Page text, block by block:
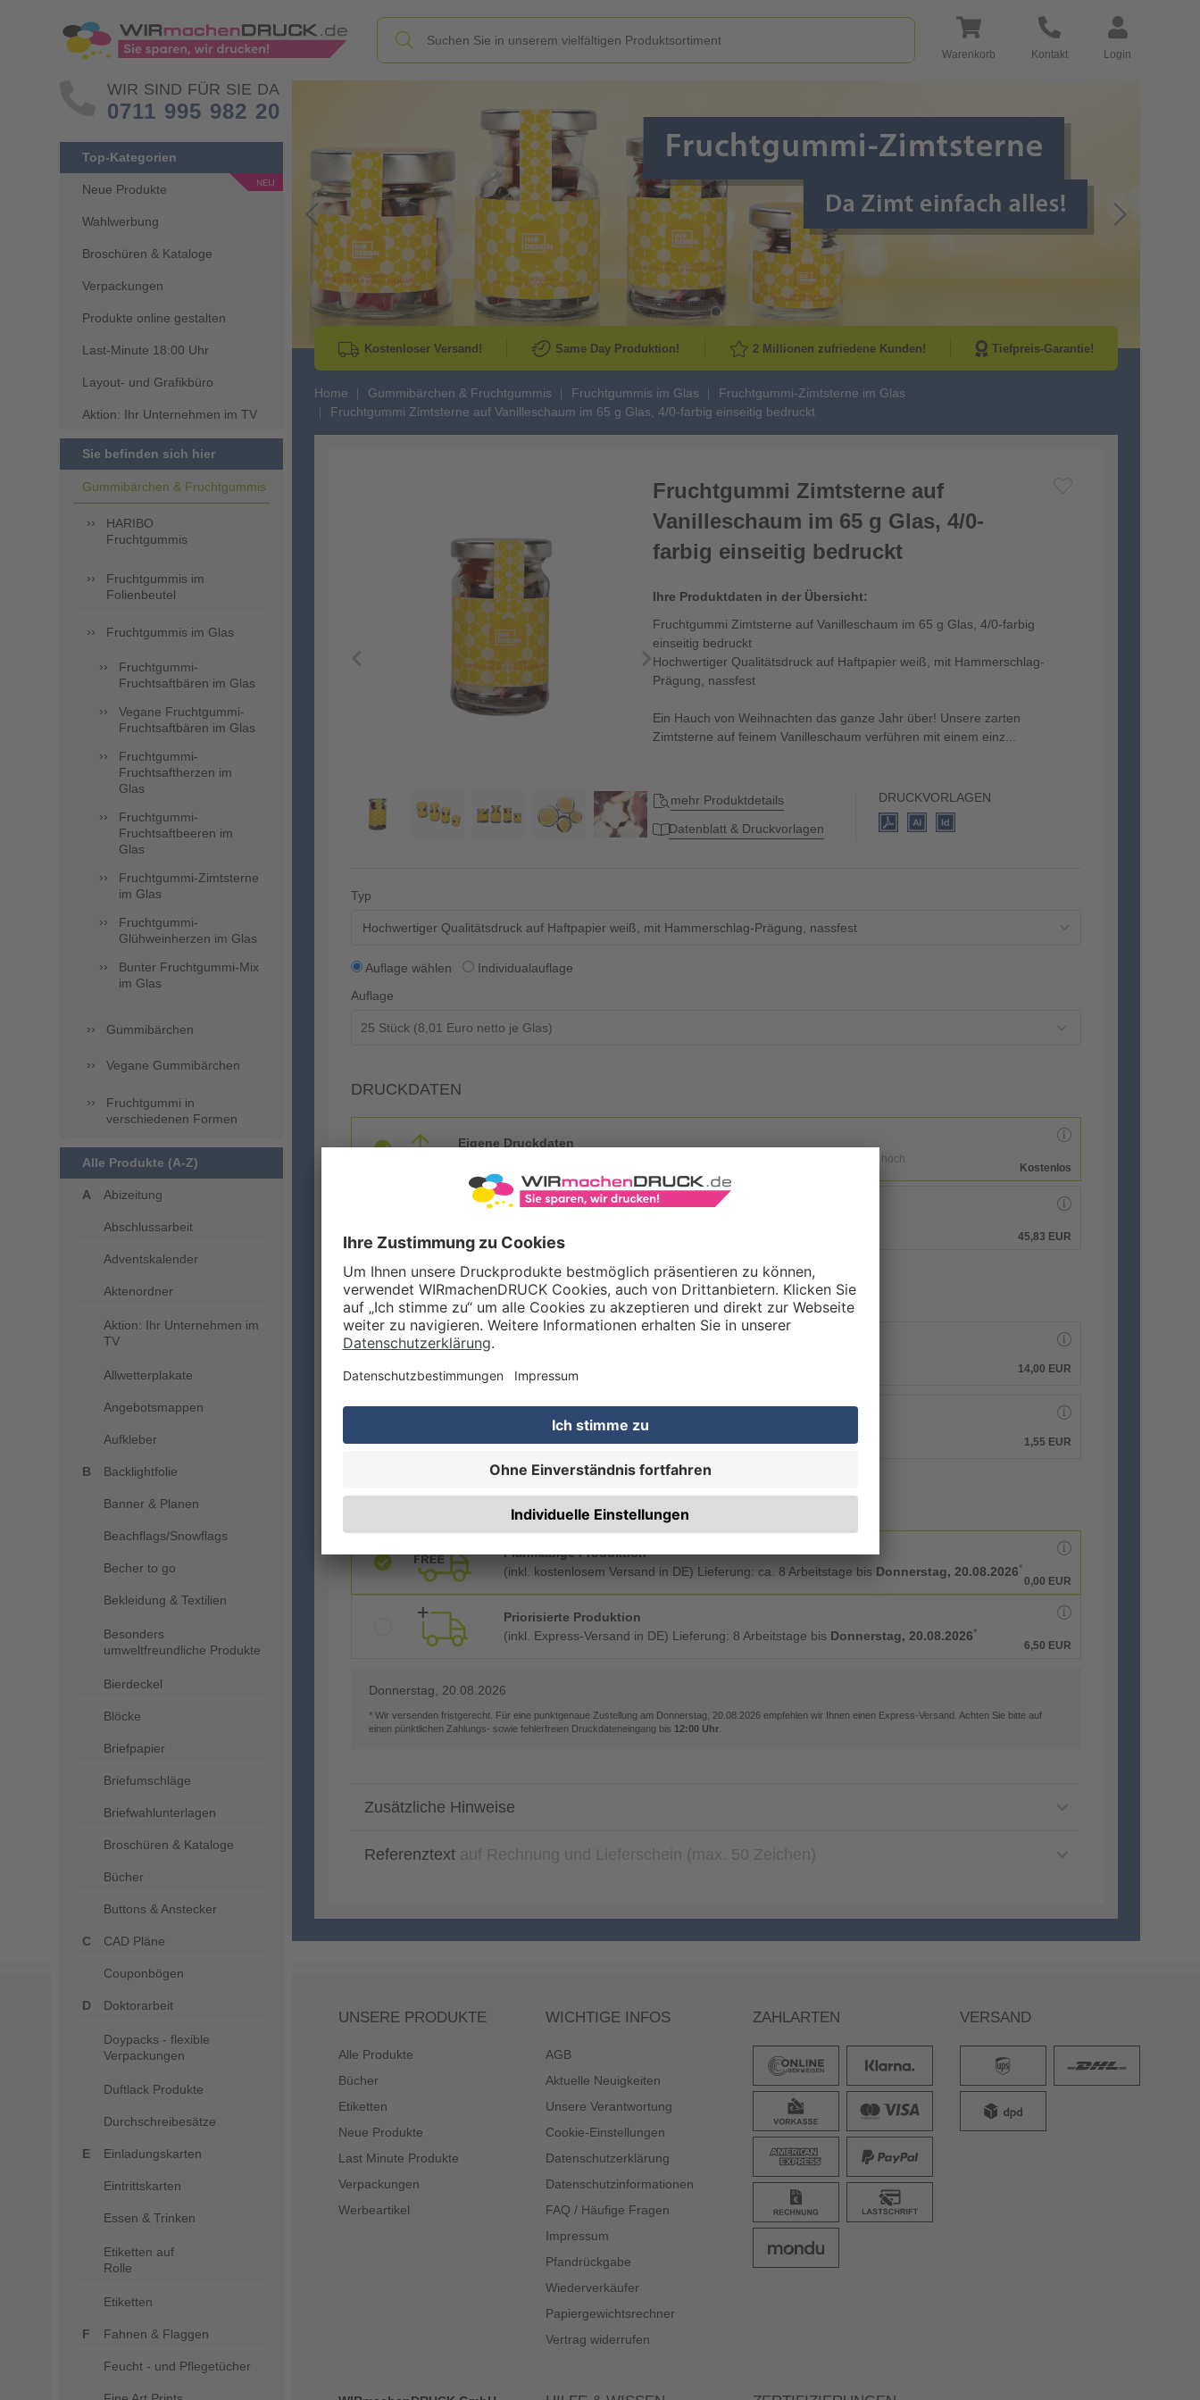
Warenkorb Kontakt Login
WIR SIND FÜR SIE DA
0711 995 982 20
Top-Kategorien
Neue Produkte
Wahlwerbung
Broschüren & Kataloge
Verpackungen
Produkte online gestalten
Last-Minute 18:00 Uhr
Layout- und Grafikbüro
Aktion: Ihr Unternehmen im TV
Sie befinden sich hier
Gummibärchen & Fruchtgummis
HARIBO
Fruchtgummis
Fruchtgummis im
Folienbeutel
Fruchtgummis im Glas
Fruchtgummi-
Fruchtsaftbären im Glas
Vegane Fruchtgummi-
Fruchtsaftbären im Glas
Fruchtgummi-
Fruchtsaftherzen im
Glas
Fruchtgummi-
Fruchtsaftbeeren im
Glas
Fruchtgummi-Zimtsterne
im Glas
Fruchtgummi-
Glühweinherzen im Glas
Bunter Fruchtgummi-Mix
im Glas
Gummibärchen
Vegane Gummibärchen
Fruchtgummi in
verschiedenen Formen
Alle Produkte (A-Z)
Abizeitung
Abschlussarbeit
Adventskalender
Aktenordner
Aktion: Ihr Unternehmen im
TV
Allwetterplakate
Angebotsmappen
Aufkleber
Backlightfolie
Banner & Planen
Beachflags/Snowflags
Becher to go
Bekleidung & Textilien
Besonders
umweltfreundliche Produkte
Bierdeckel
Blöcke
Briefpapier
Briefumschläge
Briefwahlunterlagen
Broschüren & Kataloge
Bücher
Buttons & Anstecker
CAD Pläne
Couponbögen
Doktorarbeit
Doypacks - flexible
Verpackungen
Duftlack Produkte
Durchschreibesätze
Einladungskarten
Eintrittskarten
Essen & Trinken
Etiketten auf
Rolle
Etiketten
Fahnen & Flaggen
Feucht - und Pflegetücher
Go to Previous Slide Go to Next
Kostenloser Versand! Same Day Produktion! 2 Millionen zufriedene Kunden! Tiefpreis-Garantie!
Home Gummibärchen & Fruchtgummis Fruchtgummis im Glas
Fruchtgummi-Zimtsterne im Glas
Fruchtgummi Zimtsterne auf Vanilleschaum im 65 g Glas, 4/0-farbig einseitig bedruckt
Fruchtgummi Zimtsterne auf
Vanilleschaum im 65 g Glas, 4/0-
farbig einseitig bedruckt
Ihre Produktdaten in der Übersicht:
Fruchtgummi Zimtsterne auf Vanilleschaum im 65 g Glas, 4/0-farbig
einseitig bedruckt
Hochwertiger Qualitätsdruck auf Haftpapier weiß, mit Hammerschlag-
Prägung, nassfest
Ein Hauch von Weihnachten das ganze Jahr über! Unsere zarten
Zimtsterne auf feinem Vanilleschaum verführen mit einem einz...
mehr Produktdetails
Datenblatt & Druckvorlagen
DRUCKVORLAGEN
Typ
Hochwertiger Qualitätsdruck auf Haftpapier weiß, mit Hammerschlag-Prägung, nassfest
Auflage wählen
Individualauflage
Auflage
DRUCKDATEN
Eigene Druckdaten
Laden Sie im Warenkorb oder nach Abschluss der Bestellung Ihre eigenen Druckdaten hoch.
Kostenlos
Gestaltungsservice
45,83 EUR
ZUSATZOPTIONEN
Qualitätskontrolle (von Experten empf.)
14,00 EUR
Rechnung zusätzlich per Post
1,55 EUR
Planmäßige Produktion
(inkl. kostenlosem Versand in DE) Lieferung: ca. 8 Arbeitstage bis Donnerstag, 20.08.2026*
0,00 EUR
Priorisierte Produktion
(inkl. Express-Versand in DE) Lieferung: 8 Arbeitstage bis Donnerstag, 20.08.2026*
6,50 EUR
Donnerstag, 20.08.2026
* Wir versenden fristgerecht. Für eine punktgenaue Zustellung am Donnerstag, 20.08.2026 empfehlen wir Ihnen einen Express-Versand. Achten Sie bitte auf
einen pünktlichen Zahlungs- sowie fehlerfreien Druckdateneingang bis 12:00 Uhr
Zusätzliche Hinweise
Referenztext
UNSERE PRODUKTE
Alle Produkte
Bücher
Etiketten
Neue Produkte
Last Minute Produkte
Verpackungen
Werbeartikel
WICHTIGE INFOS
AGB
Aktuelle Neuigkeiten
Unsere Verantwortung
Cookie-Einstellungen
Datenschutzerklärung
Datenschutzinformationen
FAQ / Häufige Fragen
Impressum
Pfandrückgabe
Wiederverkäufer
Papiergewichtsrechner
Vertrag widerrufen
ZAHLARTEN VERSAND